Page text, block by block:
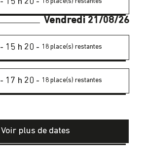
18 place(s) restantes
Vendredi 21/08/26
- 15 h 20 - 18 place(s) restantes
- 17 h 20 - 18 place(s) restantes
Voir plus de dates